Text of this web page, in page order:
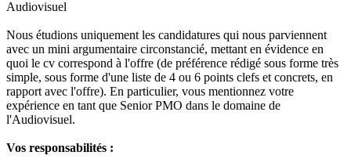
Audiovisuel
Nous étudions uniquement les candidatures qui nous parviennent
avec un mini argumentaire circonstancié, mettant en évidence en
quoi le cv correspond à l'offre (de préférence rédigé sous forme très
simple, sous forme d'une liste de 4 ou 6 points clefs et concrets, en
rapport avec l'offre). En particulier, vous mentionnez votre
expérience en tant que Senior PMO dans le domaine de
l'Audiovisuel.
Vos responsabilités :